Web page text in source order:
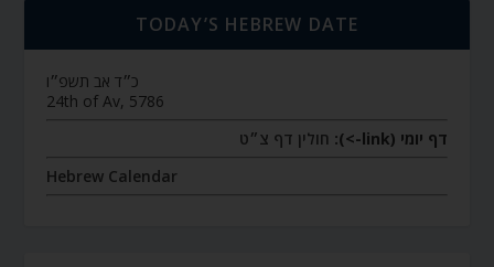
TODAY’S HEBREW DATE
כ״ד אב תשפ״ו
24th of Av, 5786
דף יומי (link->):
חולין דף צ״ט
Hebrew Calendar